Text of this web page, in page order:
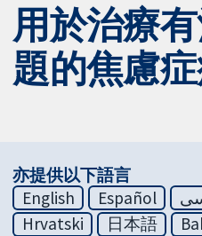
用於治療
題的焦慮
亦提供以下語言
English
Español
Hrvatski
日本語